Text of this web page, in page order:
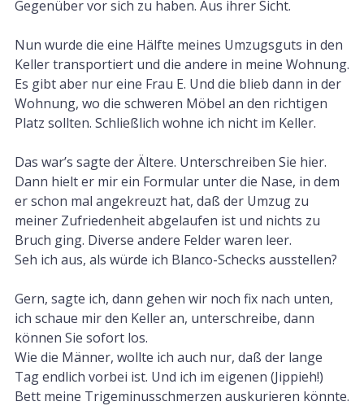
Gegenüber vor sich zu haben. Aus ihrer Sicht.
Nun wurde die eine Hälfte meines Umzugsguts in den
Keller transportiert und die andere in meine Wohnung.
Es gibt aber nur eine Frau E. Und die blieb dann in der
Wohnung, wo die schweren Möbel an den richtigen
Platz sollten. Schließlich wohne ich nicht im Keller.
Das war’s sagte der Ältere. Unterschreiben Sie hier.
Dann hielt er mir ein Formular unter die Nase, in dem
er schon mal angekreuzt hat, daß der Umzug zu
meiner Zufriedenheit abgelaufen ist und nichts zu
Bruch ging. Diverse andere Felder waren leer.
Seh ich aus, als würde ich Blanco-Schecks ausstellen?
Gern, sagte ich, dann gehen wir noch fix nach unten,
ich schaue mir den Keller an, unterschreibe, dann
können Sie sofort los.
Wie die Männer, wollte ich auch nur, daß der lange
Tag endlich vorbei ist. Und ich im eigenen (Jippieh!)
Bett meine Trigeminusschmerzen auskurieren könnte.